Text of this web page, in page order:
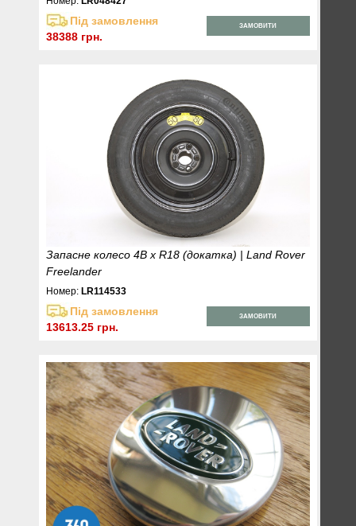
Під замовлення
38388 грн.
ЗАМОВИТИ
Запасне колесо 4B x R18 (докатка) | Land Rover
Freelander
Номер: LR114533
Під замовлення
13613.25 грн.
ЗАМОВИТИ